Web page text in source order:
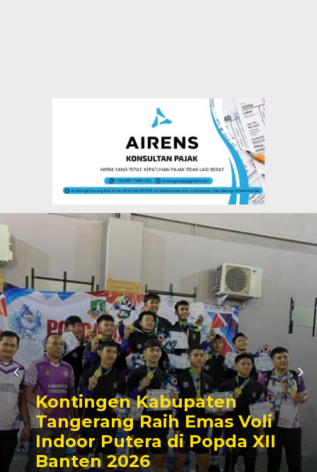
Kontingen Kabupaten
Tangerang Raih Emas Voli
Indoor Putera di Popda XII
Banten 2026